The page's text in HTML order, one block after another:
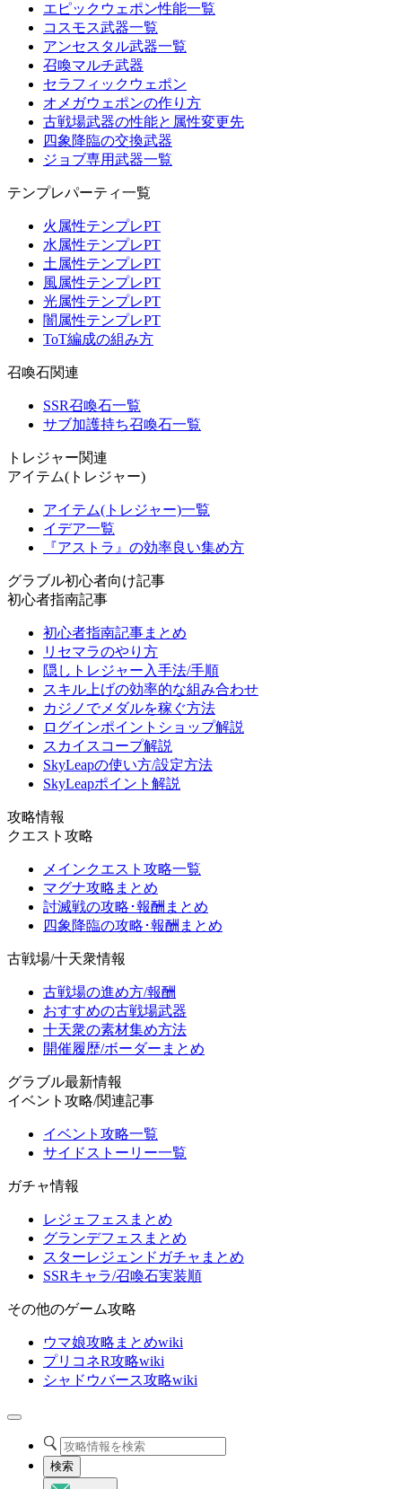
エピックウェポン性能一覧
コスモス武器一覧
アンセスタル武器一覧
召喚マルチ武器
セラフィックウェポン
オメガウェポンの作り方
古戦場武器の性能と属性変更先
四象降臨の交換武器
ジョブ専用武器一覧
テンプレパーティ一覧
火属性テンプレPT
水属性テンプレPT
土属性テンプレPT
風属性テンプレPT
光属性テンプレPT
闇属性テンプレPT
ToT編成の組み方
召喚石関連
SSR召喚石一覧
サブ加護持ち召喚石一覧
トレジャー関連
アイテム(トレジャー)
アイテム(トレジャー)一覧
イデア一覧
『アストラ』の効率良い集め方
グラブル初心者向け記事
初心者指南記事
初心者指南記事まとめ
リセマラのやり方
隠しトレジャー入手法/手順
スキル上げの効率的な組み合わせ
カジノでメダルを稼ぐ方法
ログインポイントショップ解説
スカイスコープ解説
SkyLeapの使い方/設定方法
SkyLeapポイント解説
攻略情報
クエスト攻略
メインクエスト攻略一覧
マグナ攻略まとめ
討滅戦の攻略･報酬まとめ
四象降臨の攻略･報酬まとめ
古戦場/十天衆情報
古戦場の進め方/報酬
おすすめの古戦場武器
十天衆の素材集め方法
開催履歴/ボーダーまとめ
グラブル最新情報
イベント攻略/関連記事
イベント攻略一覧
サイドストーリー一覧
ガチャ情報
レジェフェスまとめ
グランデフェスまとめ
スターレジェンドガチャまとめ
SSRキャラ/召喚石実装順
その他のゲーム攻略
ウマ娘攻略まとめwiki
プリコネR攻略wiki
シャドウバース攻略wiki
検索